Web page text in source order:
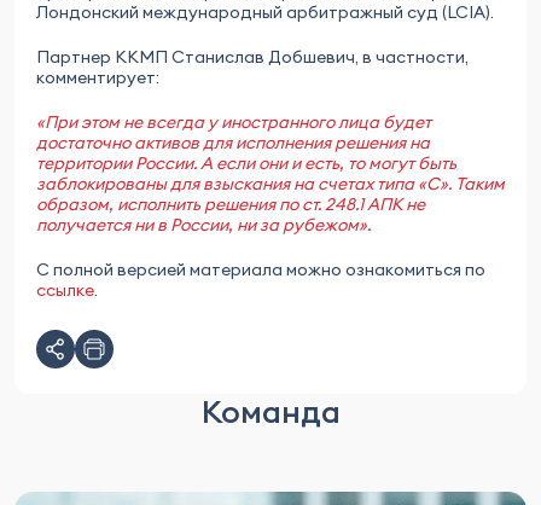
Лондонский международный арбитражный суд (LCIA).
Партнер ККМП Станислав Добшевич, в частности,
комментирует:
«При этом не всегда у иностранного лица будет
достаточно активов для исполнения решения на
территории России. А если они и есть, то могут быть
заблокированы для взыскания на счетах типа «С». Таким
образом, исполнить решения по ст. 248.1 АПК не
получается ни в России, ни за рубежом».
С полной версией материала можно ознакомиться по
ссылке.
Команда